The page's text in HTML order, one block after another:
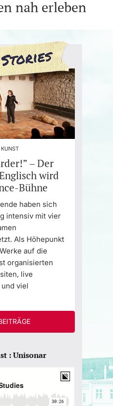
nah erleben
– Der
wird
Bühne
haben sich
intensiv mit vier
Als Höhepunkt
auf die
organisierten
live
viel
: Unisonar